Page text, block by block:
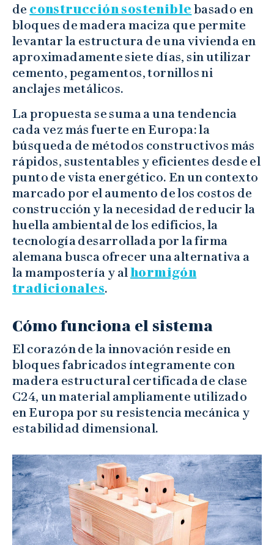
de construcción sostenible basado en
bloques de madera maciza que permite
levantar la estructura de una vivienda en
aproximadamente siete días, sin utilizar
cemento, pegamentos, tornillos ni
anclajes metálicos.
La propuesta se suma a una tendencia
cada vez más fuerte en Europa: la
búsqueda de métodos constructivos más
rápidos, sustentables y eficientes desde el
punto de vista energético. En un contexto
marcado por el aumento de los costos de
construcción y la necesidad de reducir la
huella ambiental de los edificios, la
tecnología desarrollada por la firma
alemana busca ofrecer una alternativa a
la mampostería y alhormigón
tradicionales.
Cómo funciona el sistema
El corazón de la innovación reside en
bloques fabricados íntegramente con
madera estructural certificada de clase
C24, un material ampliamente utilizado
en Europa por su resistencia mecánica y
estabilidad dimensional.